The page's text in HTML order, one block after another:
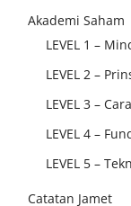
Akademi Saham
LEVEL 1 –
LEVEL 2 –
LEVEL 3 –
LEVEL 4 –
LEVEL 5 –
Catatan Jamet